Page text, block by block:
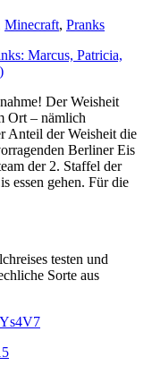
Minecraft, Pranks
Der Weisheit
Ort – nämlich
Anteil der Weisheit die
Berliner Eis
der 2. Staffel der
essen gehen. Für die
testen und
Sorte aus